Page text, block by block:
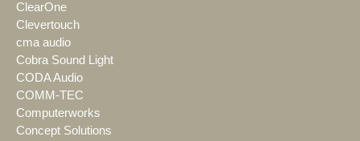
ClearOne
Clevertouch
cma audio
Cobra Sound Light
CODA Audio
COMM-TEC
Computerworks
Concept Solutions